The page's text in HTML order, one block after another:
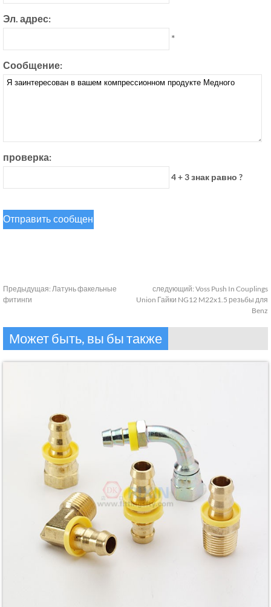
Эл. адрес:
*
Сообщение:
проверка:
4 + 3 знак равно ?
Предыдущая: Латунь факельные
фитинги
следующий: Voss Push In Couplings
Union Гайки NG12 M22x1.5 резьбы для
Benz
Может быть, вы бы также